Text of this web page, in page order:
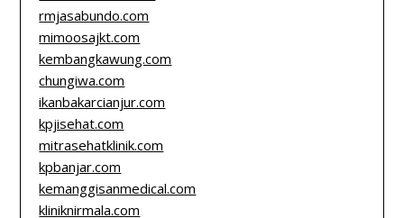
rmjasabundo.com
mimoosajkt.com
kembangkawung.com
chungiwa.com
ikanbakarcianjur.com
kpjisehat.com
mitrasehatklinik.com
kpbanjar.com
kemanggisanmedical.com
kliniknirmala.com